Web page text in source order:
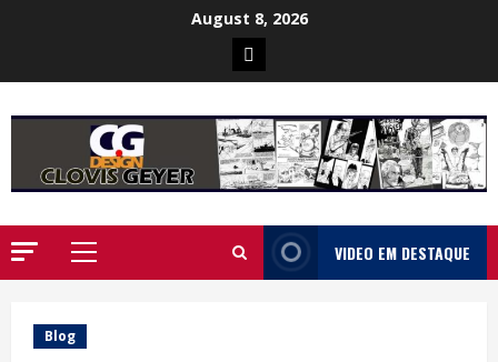
August 8, 2026
Poster
da
Ilha
Primary
VIDEO EM DESTAQUE
Blog